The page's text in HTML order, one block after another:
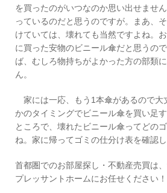
を買ったのがいつなのか思い出せませ
っているのだと思うのですが。まあ、
けていては、壊れても当然ですよね。
に買った安物のビニール傘だと思うの
ば、むしろ物持ちがよかった方の部類
ん。
家には一応、もう1本傘があるので大
かのタイミングでビニール傘を買い足
ところで、壊れたビニール傘ってどの
ね。家に帰ってゴミの仕分け表を確認し
首都圏でのお部屋探し・不動産売買は
プレッサントホームにお任せください！